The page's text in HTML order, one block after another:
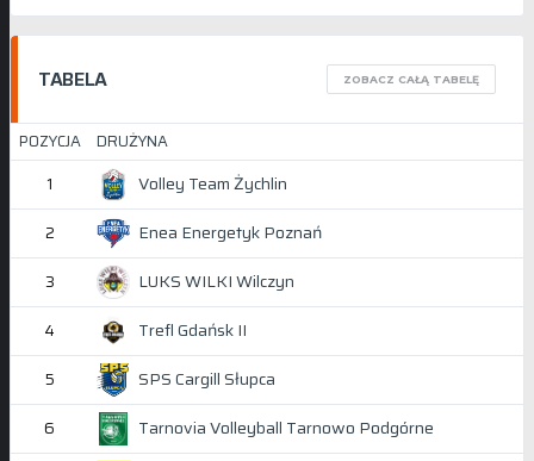
TABELA ZOBACZ CAŁĄ TABELĘ
POZYCJA
DRUŻYNA
1
Volley Team Żychlin
2 Enea Energetyk Poznań
3 LUKS WILKI Wilczyn
4 Trefl Gdańsk II
5 SPS Cargill Słupca
6 Tarnovia Volleyball Tarnowo Podgórne